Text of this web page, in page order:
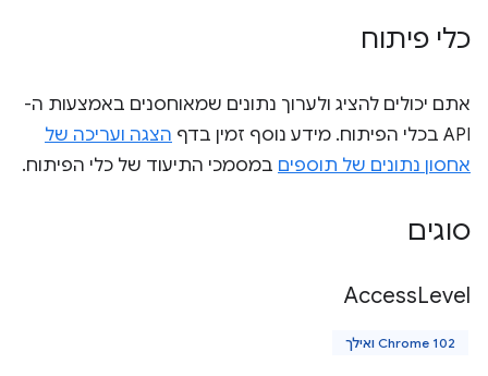
כלי פיתוח
אתם יכולים להציג ולערוך נתונים שמאוחסנים באמצעות ה-
API בכלי הפיתוח. מידע נוסף זמין בדף
הצגה ועריכה של
אחסון נתונים של תוספים במסמכי התיעוד של כלי הפיתוח.
סוגים
AccessLevel
Chrome 102 ואילך